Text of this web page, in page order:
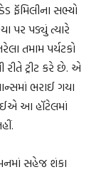
ફૅમિલીના સભ્યો
પર પડ્યું ત્યારે
તમામ પર્યટકો
રીતે ટ્રીટ કરે છે. એ
ભરાઈ ગયા
આ હૉટેલમાં
સહેજ શંકા